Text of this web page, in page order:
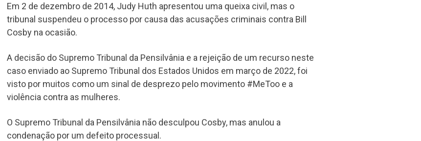
Em 2 de dezembro de 2014, Judy Huth apresentou uma queixa civil, mas o
tribunal suspendeu o processo por causa das acusações criminais contra Bill
Cosby na ocasião.
A decisão do Supremo Tribunal da Pensilvânia e a rejeição de um recurso neste
caso enviado ao Supremo Tribunal dos Estados Unidos em março de 2022, foi
visto por muitos como um sinal de desprezo pelo movimento #MeToo e a
violência contra as mulheres.
O Supremo Tribunal da Pensilvânia não desculpou Cosby, mas anulou a
condenação por um defeito processual.